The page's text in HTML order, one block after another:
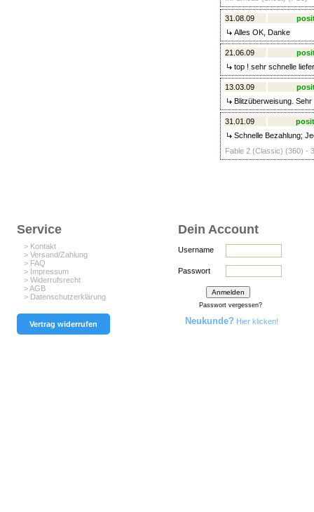
31.08.09
Alles OK, Danke
21.06.09
top ! sehr schnelle
13.03.09
Blitzüberweisung. Sehr
31.01.09
Schnelle Bezahlung;
Fable 2 (Classic) (360) -
Service
> Kontakt
> Versand/Zahlung
> FAQ
> Impressum
> Widerrufsrecht
> AGB
> Datenschutzerklärung
Vertrag widerrufen
Dein Account
Username
Passwort
Passwort vergessen?
Neukunde? Hier klicken!